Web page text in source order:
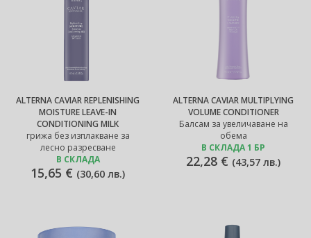
ALTERNA CAVIAR REPLENISHING
MOISTURE LEAVE-IN
CONDITIONING MILK
грижа без изплакване за
лесно разресване
В СКЛАДА
15,65 € (30,60 лв.)
ALTERNA CAVIAR MULTIPLYING
VOLUME CONDITIONER
Балсам за увеличаване на
обема
В СКЛАДА 1 БР
22,28 € (43,57 лв.)